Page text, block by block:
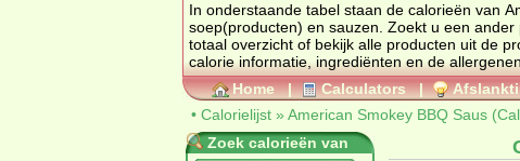
In onderstaande tabel staan de calorieën van
soep(producten) en
totaal overzicht of bekijk alle producten uit
calorie informatie, ingrediënten en de
Home | Calculators |
• Calorielijst » American Smokey BBQ Saus
Zoek calorieën van